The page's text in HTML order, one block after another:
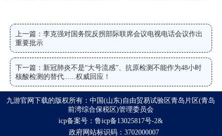
上一篇：李克强对国务院反拐部际联席会议电视电话会议作出
重要批示
下一篇：新冠肺炎不是“大号流感”、抗原检测不能作为48小时
核酸检测的替代......权威回应！
九游官网下载的版权所有：中国(山东)自由贸易试验区青岛片区(青岛
前湾综合保税区)管理委员会
icp备案号：鲁icp备13025817号-2&
政府网站标识码：3702000007